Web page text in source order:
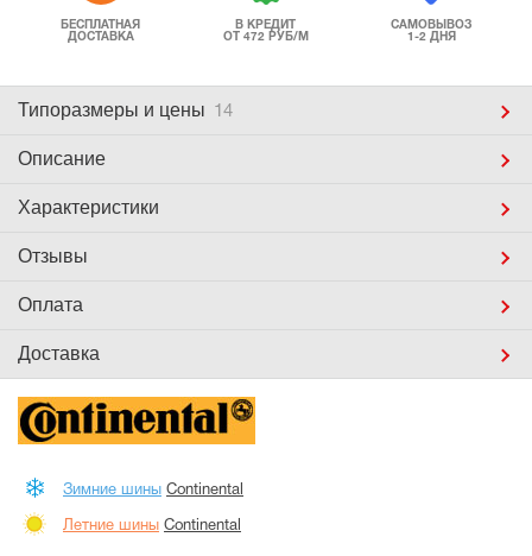
БЕСПЛАТНАЯ
ДОСТАВКА
В КРЕДИТ
ОТ 472 РУБ/М
САМОВЫВОЗ
1-2 ДНЯ
Типоразмеры и цены 14
Описание
Характеристики
Отзывы
Оплата
Доставка
Зимние шины Continental
Летние шины Continental